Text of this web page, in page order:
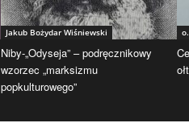
Jakub Bożydar Wiśniewski
Niby-„Odyseja” – podręcznikowy
wzorzec „marksizmu
popkulturowego”